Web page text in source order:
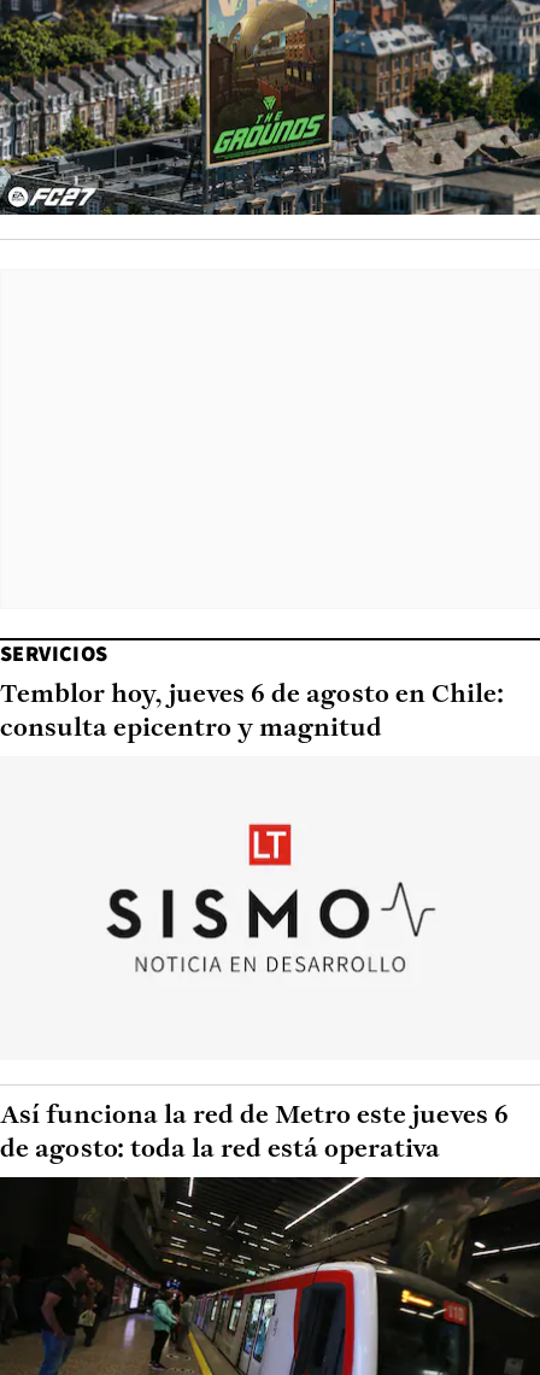
SERVICIOS
Temblor hoy, jueves 6 de agosto en Chile:
consulta epicentro y magnitud
Así funciona la red de Metro este jueves 6
de agosto: toda la red está operativa